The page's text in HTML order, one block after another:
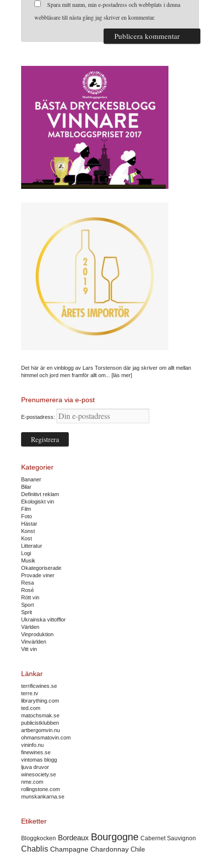
Spara mitt namn, min e-postadress och webbplats i denna
webbläsare till nästa gång jag skriver en kommentar.
Det här är en vinblogg av Lars Torstenson där jag skriver om allt mellan
himmel och jord men framför allt om... [läs mer]
Prenumerera via e-post
E-postadress:
Kategorier
Bananer
Bilar
Definitivt reklam
Ekologiskt vin
Film
Foto
Hästar
Konst
Kost
Litteratur
Logi
Musik
Okategoriserade
Provade viner
Resa
Rosé
Rött vin
Sport
Sprit
Ukrainska vittofflor
Världen
Vinproduktion
Vinvärlden
Vitt vin
Länkar
terrificwines.se
terre.tv
librarything.com
ted.com
matochsmak.se
publicistklubben
artbergomvin.nu
ohmansmatovin.com
vininfo.nu
finewines.se
vintomas blogg
ljuva druvor
winesociety.se
nme.com
rollingstone.com
munskankarna.se
Etiketter
Bloggkocken Bordeaux Bourgogne Cabernet Sauvignon
Chablis Champagne Chardonnay Chile